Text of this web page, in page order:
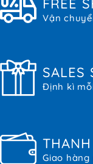
FREE
Vận
SALES
Định kì
Giao